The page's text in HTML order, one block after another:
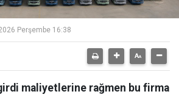
Perşembe 16:38
maliyetlerine rağmen bu firma